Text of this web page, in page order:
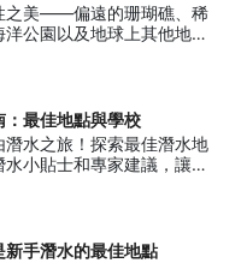
之美——偏遠的珊瑚礁、稀
公園以及地球上其他地方
最佳地點與學校
水之旅！探索最佳潛水地
小貼士和專家建議，讓你
手潛水的最佳地點